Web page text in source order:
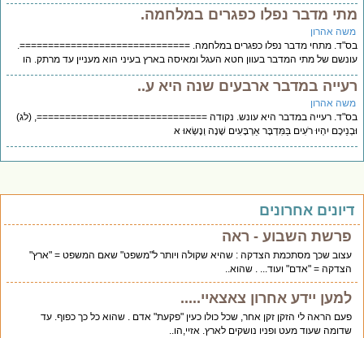
מדבר נפלו כפגרים במלחמה.
אהרון
מתחי מדבר נפלו כפגרים במלחמה. ==============================.
של מתי המדבר בעוון חטא העגל ומאיסה בארץ בעיני הוא מעניין עד מרתק. הו
במדבר ארבעים שנה היא ע..
אהרון
רעייה במדבר היא עונש. נקודה ==============================, (לג)
יִהְיוּ רֹעִים בַּמִּדְבָּר אַרְבָּעִים שָׁנָה וְנָשְׂאוּ א
אחרונים
פרשת השבוע - ראה
עצוב שכך מסתכמת הצדקה : שהיא שקולה ויותר ל"משפט" שאם המשפט = "ארץ"
הצדקה = "אדם" ועוד... . שהוא..
למען יידע אחרון צאצאיי.....
פעם הראה לי הזקן זקן אחר, שכל כולו כעין "פקעת" אדם . שהוא כל כך כפוף. עד
שדומה שעוד מעט ופניו נושקים לארץ. אזיי,הו..